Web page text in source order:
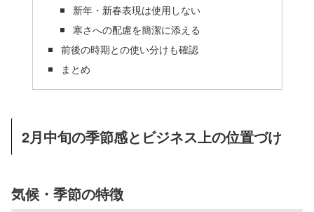
新年・新春表現は使用しない
寒さへの配慮を簡潔に添える
前後の時期との使い分けも確認
まとめ
2月中旬の季節感とビジネス上の位置づけ
気候・季節の特徴